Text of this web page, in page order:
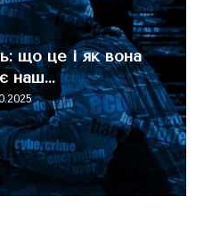
що це і як вона
наш...